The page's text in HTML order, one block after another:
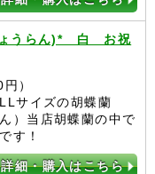
ょうらん)* 白 お祝
）
サイズの胡蝶蘭
）当店胡蝶蘭の中で
す！
詳細・購入はこちら